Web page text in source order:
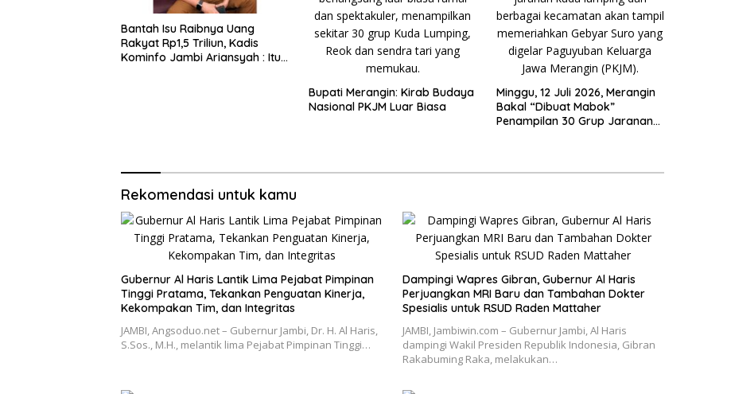
Bantah Isu Raibnya Uang
Rakyat Rp1,5 Triliun, Kadis
Kominfo Jambi Ariansyah : Itu
Bupati Merangin: Kirab Budaya
Nasional PKJM Luar Biasa
Minggu, 12 Juli 2026, Merangin
Bakal “Dibuat Mabok”
Penampilan 30 Grup Jaranan
Rekomendasi untuk kamu
Gubernur Al Haris Lantik Lima Pejabat Pimpinan
Tinggi Pratama, Tekankan Penguatan Kinerja,
Kekompakan Tim, dan Integritas
JAMBI, Angsoduo.net – Gubernur Jambi, Dr. H. Al Haris,
S.Sos., M.H., melantik lima Pejabat Pimpinan Tinggi…
Dampingi Wapres Gibran, Gubernur Al Haris
Perjuangkan MRI Baru dan Tambahan Dokter
Spesialis untuk RSUD Raden Mattaher
JAMBI, Jambiwin.com – Gubernur Jambi, Al Haris
dampingi Wakil Presiden Republik Indonesia, Gibran
Rakabuming Raka, melakukan…